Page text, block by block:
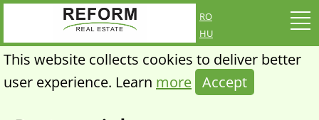
ro
hu
This website collects cookies to deliver better
user experience. Learn more Accept